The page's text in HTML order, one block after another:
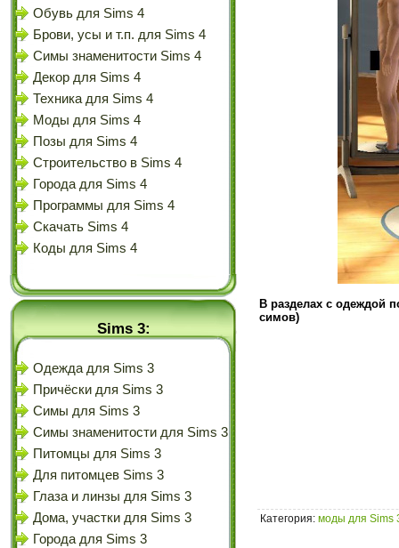
Обувь для Sims 4
Брови, усы и т.п. для Sims 4
Симы знаменитости Sims 4
Декор для Sims 4
Техника для Sims 4
Моды для Sims 4
Позы для Sims 4
Строительство в Sims 4
Города для Sims 4
Программы для Sims 4
Скачать Sims 4
Коды для Sims 4
Sims 3:
Одежда для Sims 3
Причёски для Sims 3
Симы для Sims 3
Симы знаменитости для Sims 3
Питомцы для Sims 3
Для питомцев Sims 3
Глаза и линзы для Sims 3
Дома, участки для Sims 3
Города для Sims 3
В разделах с одеждой
симов)
Категория: моды для Sims